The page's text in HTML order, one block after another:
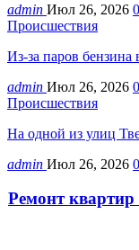
admin Июл 26, 2026 0
Происшествия
Из-за паров бензина
admin Июл 26, 2026 0
Происшествия
На одной из улиц
admin Июл 26, 2026 0
Ремонт